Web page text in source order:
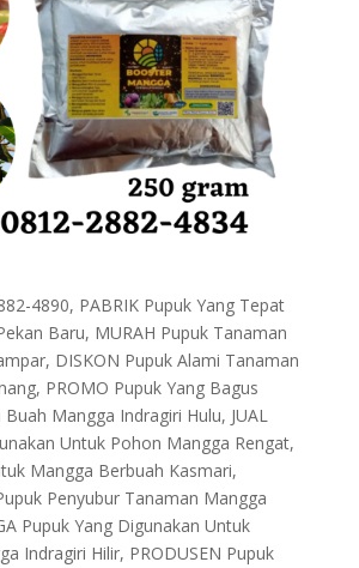
4890, PABRIK Pupuk Yang Tepat
Baru, MURAH Pupuk Tanaman
DISKON Pupuk Alami Tanaman
PROMO Pupuk Yang Bagus
Mangga Indragiri Hulu, JUAL
Untuk Pohon Mangga Rengat,
Mangga Berbuah Kasmari,
Penyubur Tanaman Mangga
Pupuk Yang Digunakan Untuk
Indragiri Hilir, PRODUSEN Pupuk